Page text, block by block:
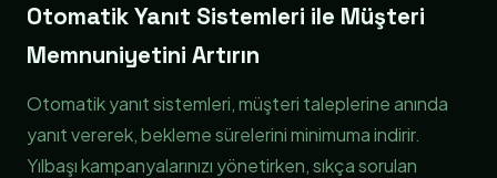
Otomatik Yanıt Sistemleri ile Müşteri
Memnuniyetini Artırın
Otomatik yanıt sistemleri, müşteri taleplerine anında
yanıt vererek, bekleme sürelerini minimuma indirir.
Yılbaşı kampanyalarınızı yönetirken, sıkça sorulan